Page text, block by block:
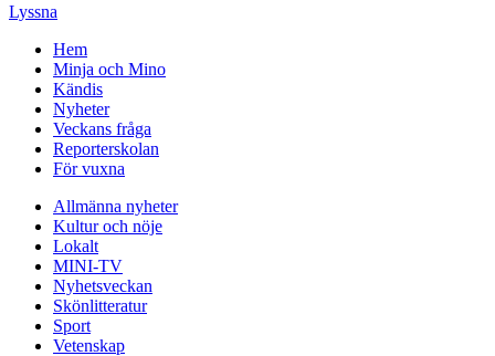
Lyssna
Hem
Minja och Mino
Kändis
Nyheter
Veckans fråga
Reporterskolan
För vuxna
Allmänna nyheter
Kultur och nöje
Lokalt
MINI-TV
Nyhetsveckan
Skönlitteratur
Sport
Vetenskap
Nödvändiga
går inte att
välja bort. De
behövs för att
hemsidan
över huvud
taget ska
fungera.